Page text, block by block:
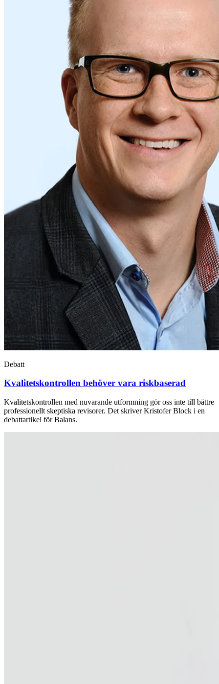
Debatt
Kvalitetskontrollen behöver vara riskbaserad
Kvalitetskontrollen med nuvarande utformning gör oss inte till bättre
professionellt skeptiska revisorer. Det skriver Kristofer Block i en
debattartikel för Balans.